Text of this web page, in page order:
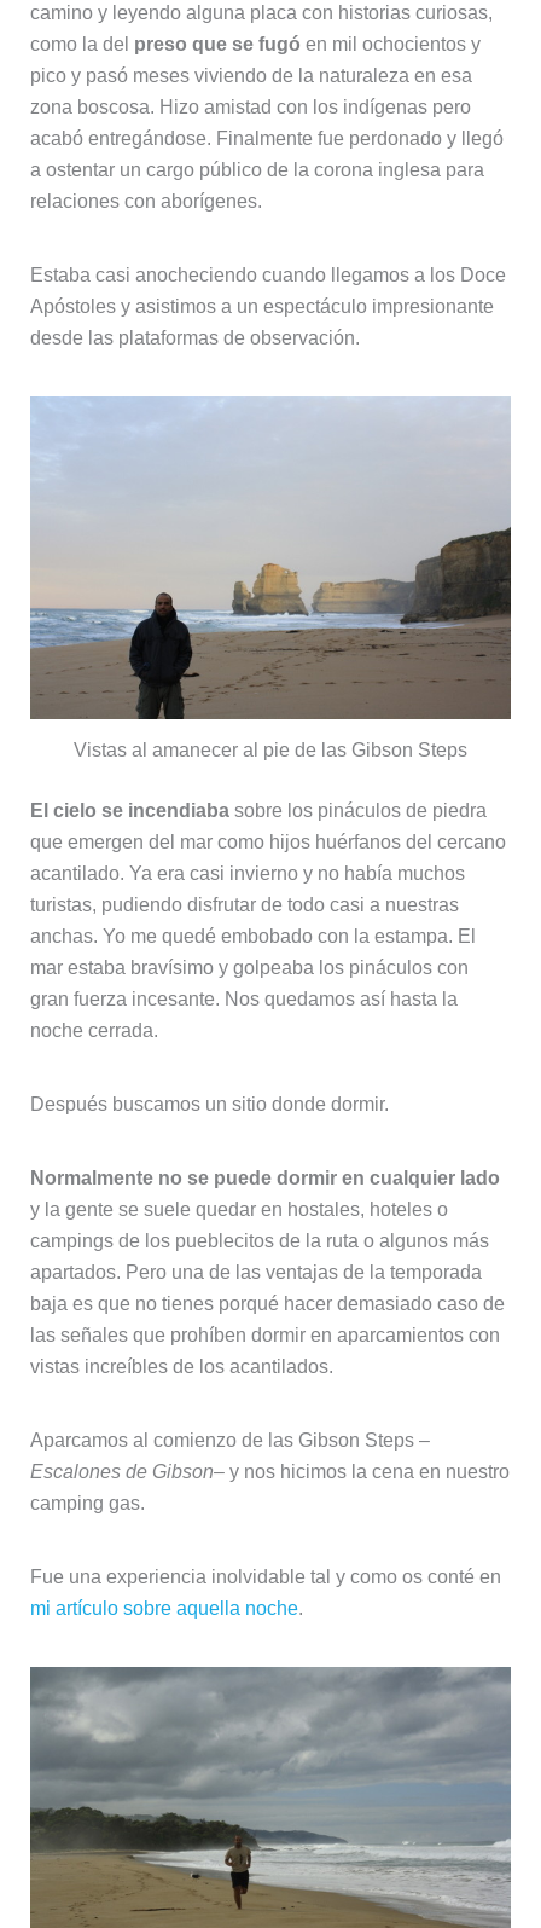
camino y leyendo alguna placa con historias curiosas,
como la del preso que se fugó en mil ochocientos y
pico y pasó meses viviendo de la naturaleza en esa
zona boscosa. Hizo amistad con los indígenas pero
acabó entregándose. Finalmente fue perdonado y llegó
a ostentar un cargo público de la corona inglesa para
relaciones con aborígenes.
Estaba casi anocheciendo cuando llegamos a los Doce
Apóstoles y asistimos a un espectáculo impresionante
desde las plataformas de observación.
Vistas al amanecer al pie de las Gibson Steps
El cielo se incendiabasobre los pináculos de piedra
que emergen del mar como hijos huérfanos del cercano
acantilado. Ya era casi invierno y no había muchos
turistas, pudiendo disfrutar de todo casi a nuestras
anchas. Yo me quedé embobado con la estampa. El
mar estaba bravísimo y golpeaba los pináculos con
gran fuerza incesante. Nos quedamos así hasta la
noche cerrada.
Después buscamos un sitio donde dormir.
Normalmente no se puede dormir en cualquier lado
y la gente se suele quedar en hostales, hoteles o
campings de los pueblecitos de la ruta o algunos más
apartados. Pero una de las ventajas de la temporada
baja es que no tienes porqué hacer demasiado caso de
las señales que prohíben dormir en aparcamientos con
vistas increíbles de los acantilados.
Aparcamos al comienzo de las Gibson Steps –
Escalones de Gibson– y nos hicimos la cena en nuestro
camping gas.
Fue una experiencia inolvidable tal y como os conté en
mi artículo sobre aquella noche.